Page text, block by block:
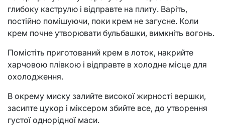
глибоку каструлю і відправте на плиту. Варіть,
постійно помішуючи, поки крем не загусне. Коли
крем почне утворювати бульбашки, вимкніть вогонь.
Помістіть приготований крем в лоток, накрийте
харчовою плівкою і відправте в холодне місце для
охолодження.
В окрему миску залийте високої жирності вершки,
засипте цукор і міксером збийте все, до утворення
густої однорідної маси.